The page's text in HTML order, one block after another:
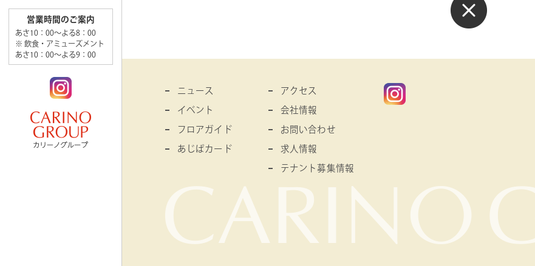
営業時間のご案内
あさ10：00～よる8：00
※ 飲食・アミューズメント
あさ10：00～よる9：00
ニュース
イベント
フロアガイド
あじぱカード
アクセス
会社情報
お問い合わせ
求人情報
テナント募集情報